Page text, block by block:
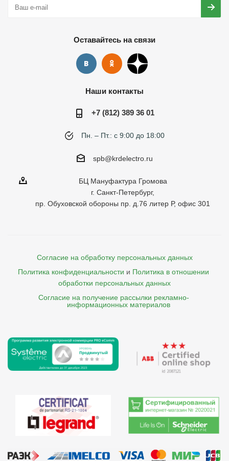
Оставайтесь на связи
Наши контакты
+7 (812) 389 36 01
Пн. – Пт.: с 9:00 до 18:00
spb@krdelectro.ru
БЦ Мануфактура Громова
г. Санкт-Петербург,
пр. Обуховской обороны пр. д.76 литер Р, офис 301
Согласие на обработку персональных данных
Политика конфиденциальности и Политика в отношении
обработки персональных данных
Согласие на получение рассылки рекламно-
    информационных материалов